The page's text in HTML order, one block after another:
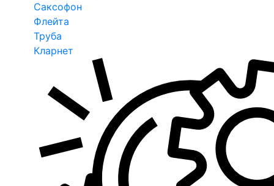
Саксофон
Флейта
Труба
Кларнет